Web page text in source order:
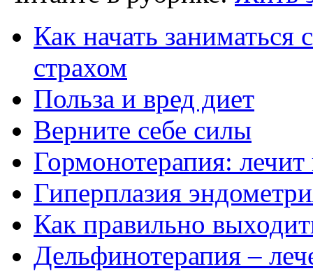
Как начать
страхом
Польза и вред диет
Верните себе силы
Гормонотерапия: лечит
Гиперплазия
Как правильно
Дельфинотерапия –